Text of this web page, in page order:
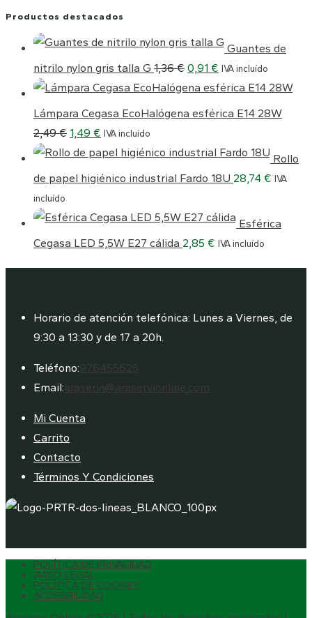
Productos destacados
Guantes de
nitrilo nylon gris talla G 1,36€ El
precio
original
1,36 €.
0,91 € El
precio
actual
0,91 €.
IVA incluído
Lámpara Cegasa EcoHalógena esférica E14 28W
2,49€ El
precio
original
2,49 €.
1,49 € El
precio
actual
1,49 €.
IVA incluído
Rollo
de papel higiénico industrial Fardo 18U 28,74 € IVA
incluído
Esférica
Cegasa LED 5,5W E27 cálida 2,85 € IVA incluído
Horario de atención telefónica: Lunes a Viernes, de
9:30 a 13:30 y de 17 a 20h.
Teléfono:976455625
abre
Email:araservi@araservionline.com
Mi Cuenta
Carrito
Contacto
Términos Y Condiciones
POLÍTICA DE PRIVACIDAD
AVISO LEGAL
POLÍTICA DE COOKIES
ACCESIBILIDAD